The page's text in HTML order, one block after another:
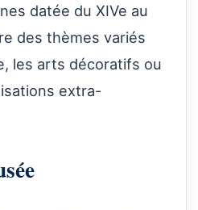
datée du XIVe au
des thèmes variés
les arts décoratifs ou
extra-